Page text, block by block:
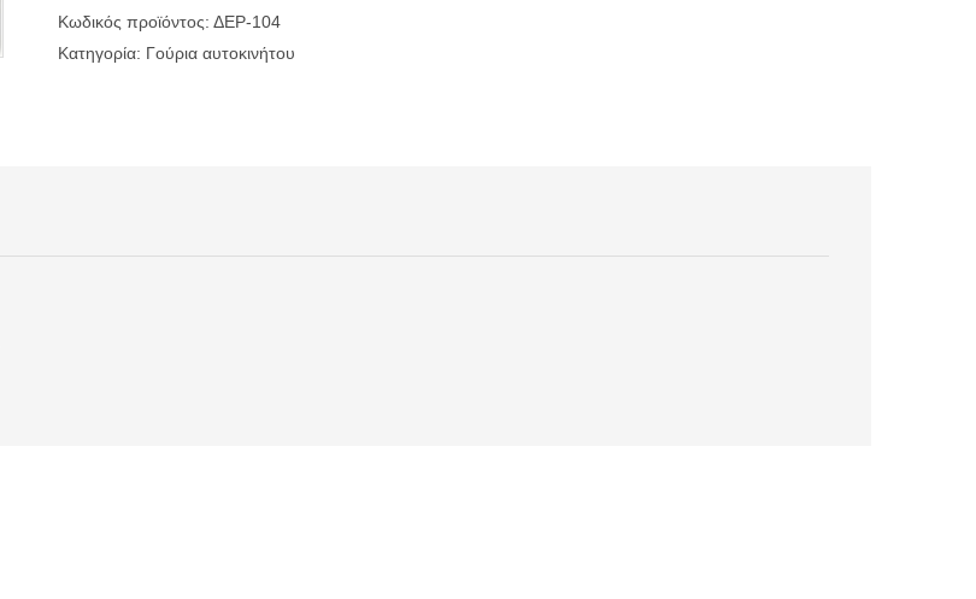
Κωδικός προϊόντος: ΔΕΡ-104
Κατηγορία: Γούρια αυτοκινήτου